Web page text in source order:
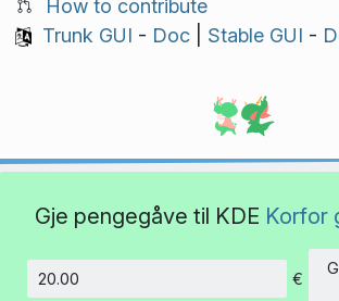
How to contribute
Trunk GUI - Doc| Stable GUI -
Gje pengegåve til KDE Korfor
€